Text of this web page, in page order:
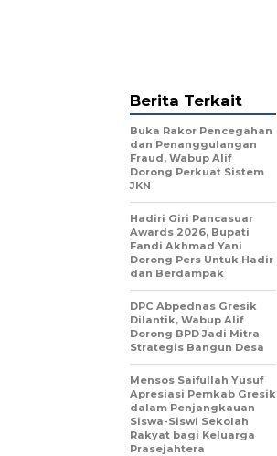
Berita Terkait
Buka Rakor Pencegahan
dan Penanggulangan
Fraud, Wabup Alif
Dorong Perkuat Sistem
JKN
Hadiri Giri Pancasuar
Awards 2026, Bupati
Fandi Akhmad Yani
Dorong Pers Untuk Hadir
dan Berdampak
DPC Abpednas Gresik
Dilantik, Wabup Alif
Dorong BPD Jadi Mitra
Strategis Bangun Desa
Mensos Saifullah Yusuf
Apresiasi Pemkab Gresik
dalam Penjangkauan
Siswa-Siswi Sekolah
Rakyat bagi Keluarga
Prasejahtera